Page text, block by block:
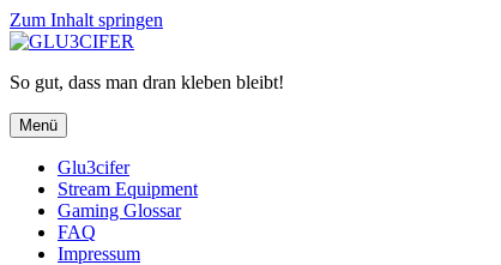
Zum Inhalt springen
So gut, dass man dran kleben bleibt!
Menü
Glu3cifer
Stream Equipment
Gaming Glossar
FAQ
Impressum